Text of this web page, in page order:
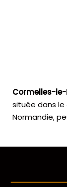
Cormelles-
située dans
Normandie,